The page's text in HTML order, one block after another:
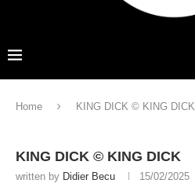
Home KING DICK © KING DICK
KING DICK © KING DICK
written by Didier Becu 15/02/2025